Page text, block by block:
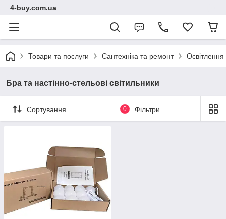
4-buy.com.ua
Товари та послуги Сантехніка та ремонт Освітлення
Бра та настінно-стельові світильники
Сортування 0 Фільтри